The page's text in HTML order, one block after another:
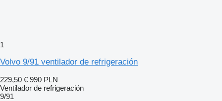
1
Volvo 9/91 ventilador de refrigeración
229,50 € 990 PLN
Ventilador de refrigeración
9/91